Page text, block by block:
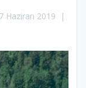
Haziran 2019 |